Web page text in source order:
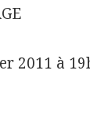
2011 à